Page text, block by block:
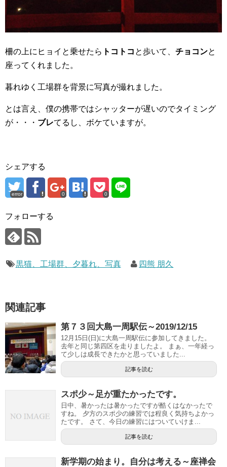
柵の上にヒョイと乗せたら トコトコ と歩いて、 チョコンと
座ってくれました。
暮れゆく工場群を背景に写真が撮れました。
とは言え、僕の携帯ではシャッターが遅いのでタイミング
が・・・ ブレてるし、ボケていますが。
シェアする
error 0 0
フォローする
黒猫、工場群、夕暮れ、写真 四熊 朋久
関連記事
第７３回大島一周駅伝～2019/12/15
12月15日(日)に大島一周駅伝に参加してきました。
去年と同じ第四区を走りましたよ。 まぁ、一年経っ
て少しは成長できたかと思っていました...
記事を読む
スポ少～足が重たかったです。
日中、暑かったは暑かったですが酷くはなかったで
すね。 夕方のスポ少の練習では程良く気持ちよかっ
たです。 さて、今日の練習にはついていけま...
記事を読む
新学期の始まり。自分は考える～座禅会